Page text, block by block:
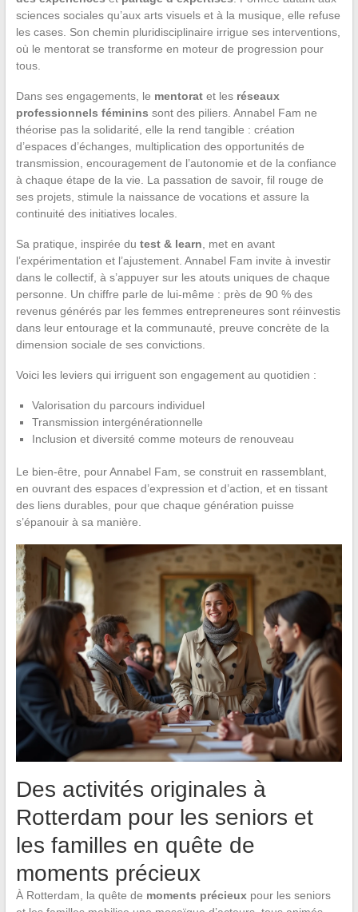
sciences sociales qu’aux arts visuels et à la musique, elle refuse
les cases. Son chemin pluridisciplinaire irrigue ses interventions,
où le mentorat se transforme en moteur de progression pour
tous.
Dans ses engagements, le mentoratet les réseaux
professionnels féminins sont des piliers. Annabel Fam ne
théorise pas la solidarité, elle la rend tangible : création
d’espaces d’échanges, multiplication des opportunités de
transmission, encouragement de l’autonomie et de la confiance
à chaque étape de la vie. La passation de savoir, fil rouge de
ses projets, stimule la naissance de vocations et assure la
continuité des initiatives locales.
Sa pratique, inspirée du test & learn , met en avant
l’expérimentation et l’ajustement. Annabel Fam invite à investir
dans le collectif, à s’appuyer sur les atouts uniques de chaque
personne. Un chiffre parle de lui-même : près de 90 % des
revenus générés par les femmes entrepreneures sont réinvestis
dans leur entourage et la communauté, preuve concrète de la
dimension sociale de ses convictions.
Voici les leviers qui irriguent son engagement au quotidien :
Valorisation du parcours individuel
Transmission intergénérationnelle
Inclusion et diversité comme moteurs de renouveau
Le bien-être, pour Annabel Fam, se construit en rassemblant,
en ouvrant des espaces d’expression et d’action, et en tissant
des liens durables, pour que chaque génération puisse
s’épanouir à sa manière.
Des activités originales à
Rotterdam pour les seniors et
les familles en quête de
moments précieux
À Rotterdam, la quête de moments précieuxpour les seniors